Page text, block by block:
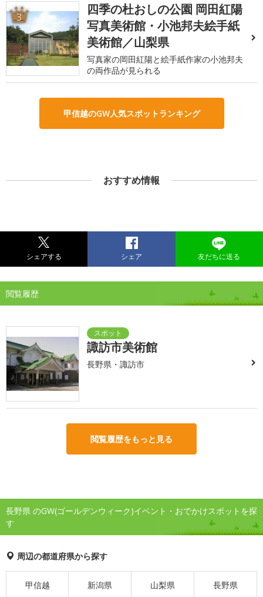
3
四季の杜おしの公園 岡田紅陽
写真美術館・小池邦夫絵手紙
美術館／山梨県
写真家の岡田紅陽と絵手紙作家の小池邦夫
の両作品が見られる
甲信越のGW人気スポットランキング
おすすめ情報
シェアする シェア 友だちに送る
閲覧履歴
諏訪市美術館
長野県・諏訪市
閲覧履歴をもっと見る
長野県 のGW(ゴールデンウィーク)イベント・おでかけスポットを探
す
周辺の都道府県から探す
甲信越 新潟県 山梨県 長野県